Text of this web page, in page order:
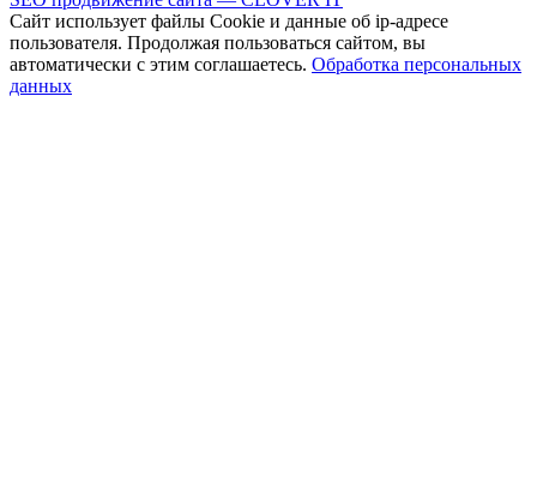
Сайт использует файлы Cookie и данные об ip-адресе
пользователя. Продолжая пользоваться сайтом, вы
автоматически с этим соглашаетесь. Обработка персональных
данных